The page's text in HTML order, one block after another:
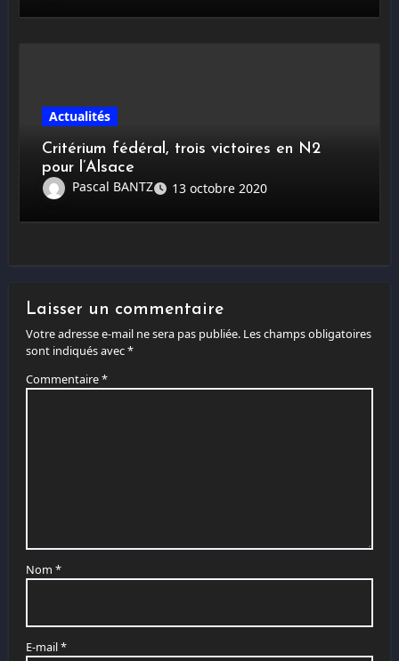
Actualités
Critérium fédéral, trois victoires en N2
pour l’Alsace
Pascal BANTZ
13 octobre 2020
Laisser un commentaire
Votre adresse e-mail ne sera pas publiée. Les champs obligatoires
sont indiqués avec*
Commentaire*
Nom *
E-mail*